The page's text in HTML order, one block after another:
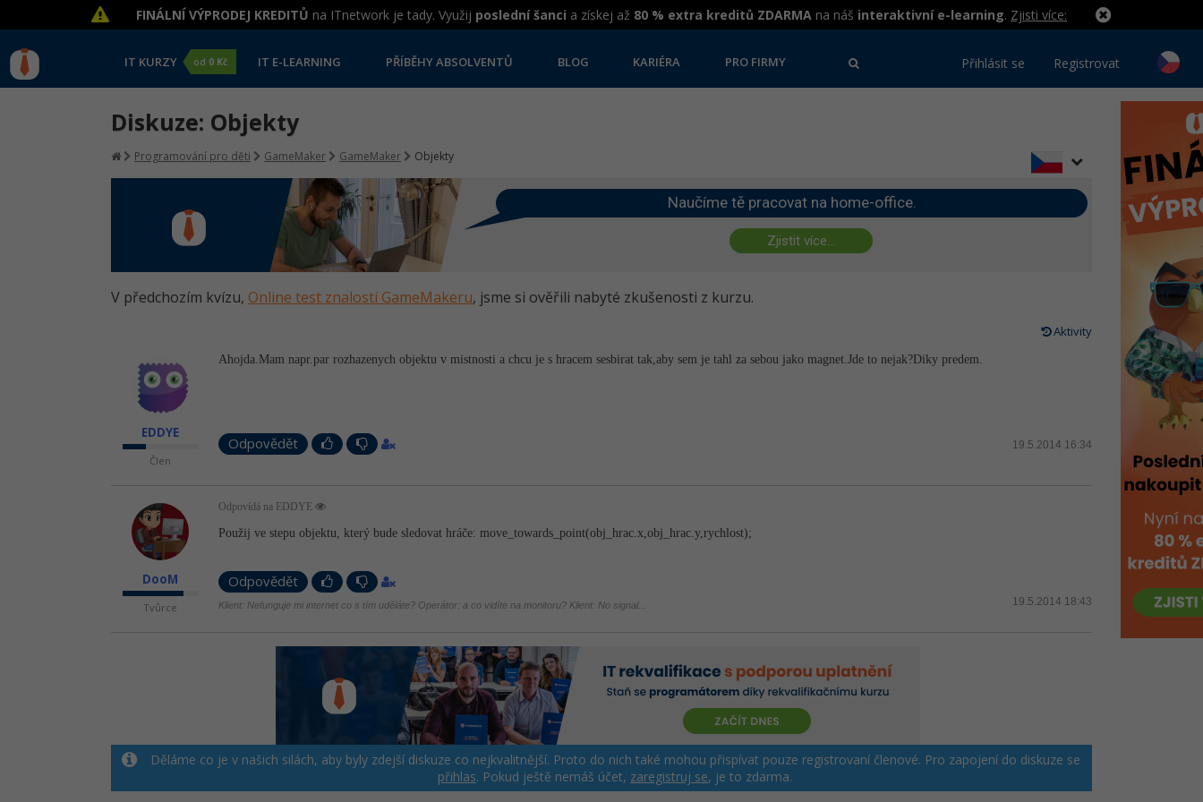
FINÁLNÍ VÝPRODEJ KREDITŮ na ITnetwork je tady. Využij poslední šanci a získej až 80 % extra kreditů ZDARMA na náš interaktivní e-learning. Zjisti více:
IT KURZY od 0 Kč IT E-LEARNING PŘÍBĚHY ABSOLVENTŮ BLOG KARIÉRA PRO FIRMY Přihlásit se Registrovat
Diskuze: Objekty
Programování pro děti GameMaker GameMaker Objekty
Naučíme tě pracovat na home-office.
Zjistit více...
V předchozím kvízu, Online test znalostí GameMakeru, jsme si ověřili nabyté zkušenosti z kurzu.
Aktivity
EDDYE
Člen
Ahojda.Mam napr.par rozhazenych objektu v mistnosti a chcu je s hracem sesbirat tak,aby sem je tahl za sebou jako magnet.Jde to nejak?Diky predem.
Odpovědět 19.5.2014 16:34
DooM
Tvůrce
Odpovídá na EDDYE
Použij ve stepu objektu, který bude sledovat hráče: move_towards_po­int(obj_hrac.x,ob­j_hrac.y,rychlos­t);
Odpovědět
19.5.2014 18:43
Klient: Nefunguje mi internet co s tím uděláte? Operátor: a co vidíte na monitoru? Klient: No signal...
Děláme co je v našich silách, aby byly zdejší diskuze co nejkvalitnější. Proto do nich také mohou přispívat pouze registrovaní členové. Pro zapojení do diskuze se
přihlas. Pokud ještě nemáš účet, zaregistruj se, je to zdarma.